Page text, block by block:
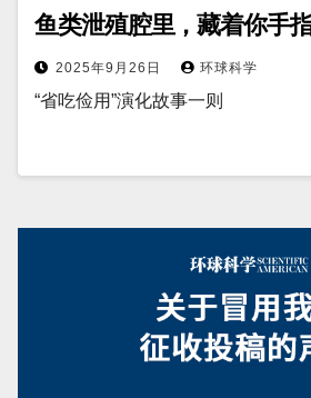
鱼类泄殖腔里，藏着你手
2025年9月26日 环球科学
“省吃俭用”演化故事一则